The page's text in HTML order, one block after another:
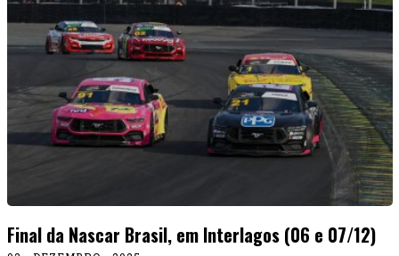
Final da Nascar Brasil, em Interlagos (06 e 07/12)